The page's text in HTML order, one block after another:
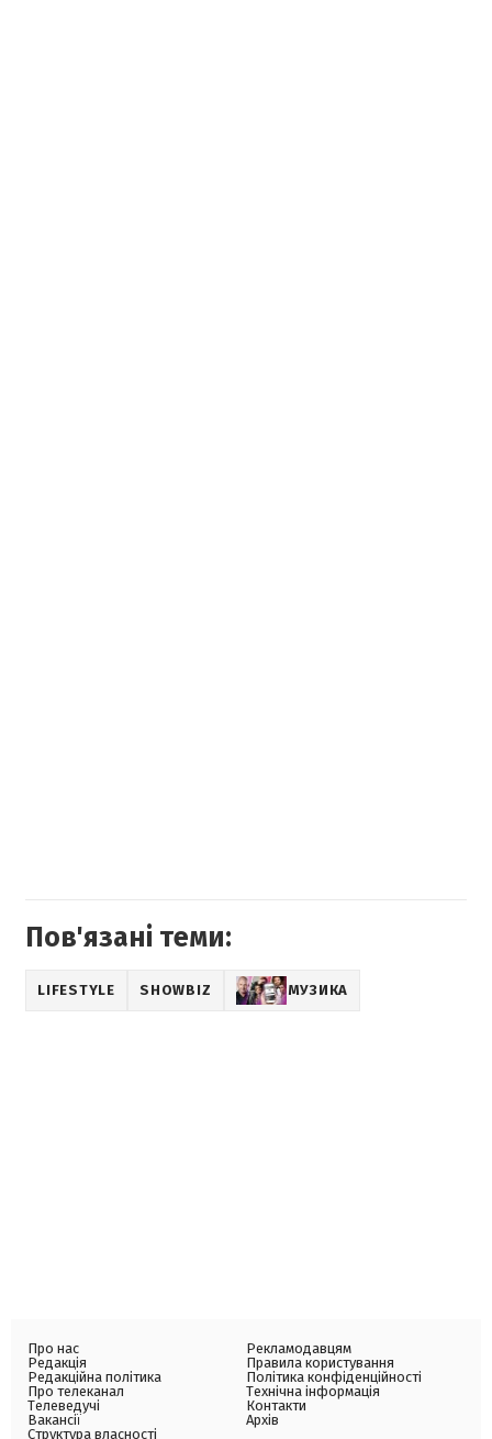
Пов'язані теми:
LIFESTYLE SHOWBIZ МУЗИКА
Про нас
Редакція
Редакційна політика
Про телеканал
Телеведучі
Вакансії
Структура власності
Рекламодавцям
Правила користування
Політика конфіденційності
Технічна інформація
Контакти
Архів